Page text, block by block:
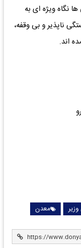
نگاه ویژه ای به
ناپذیر و بی وقفه،
اند.
معدن